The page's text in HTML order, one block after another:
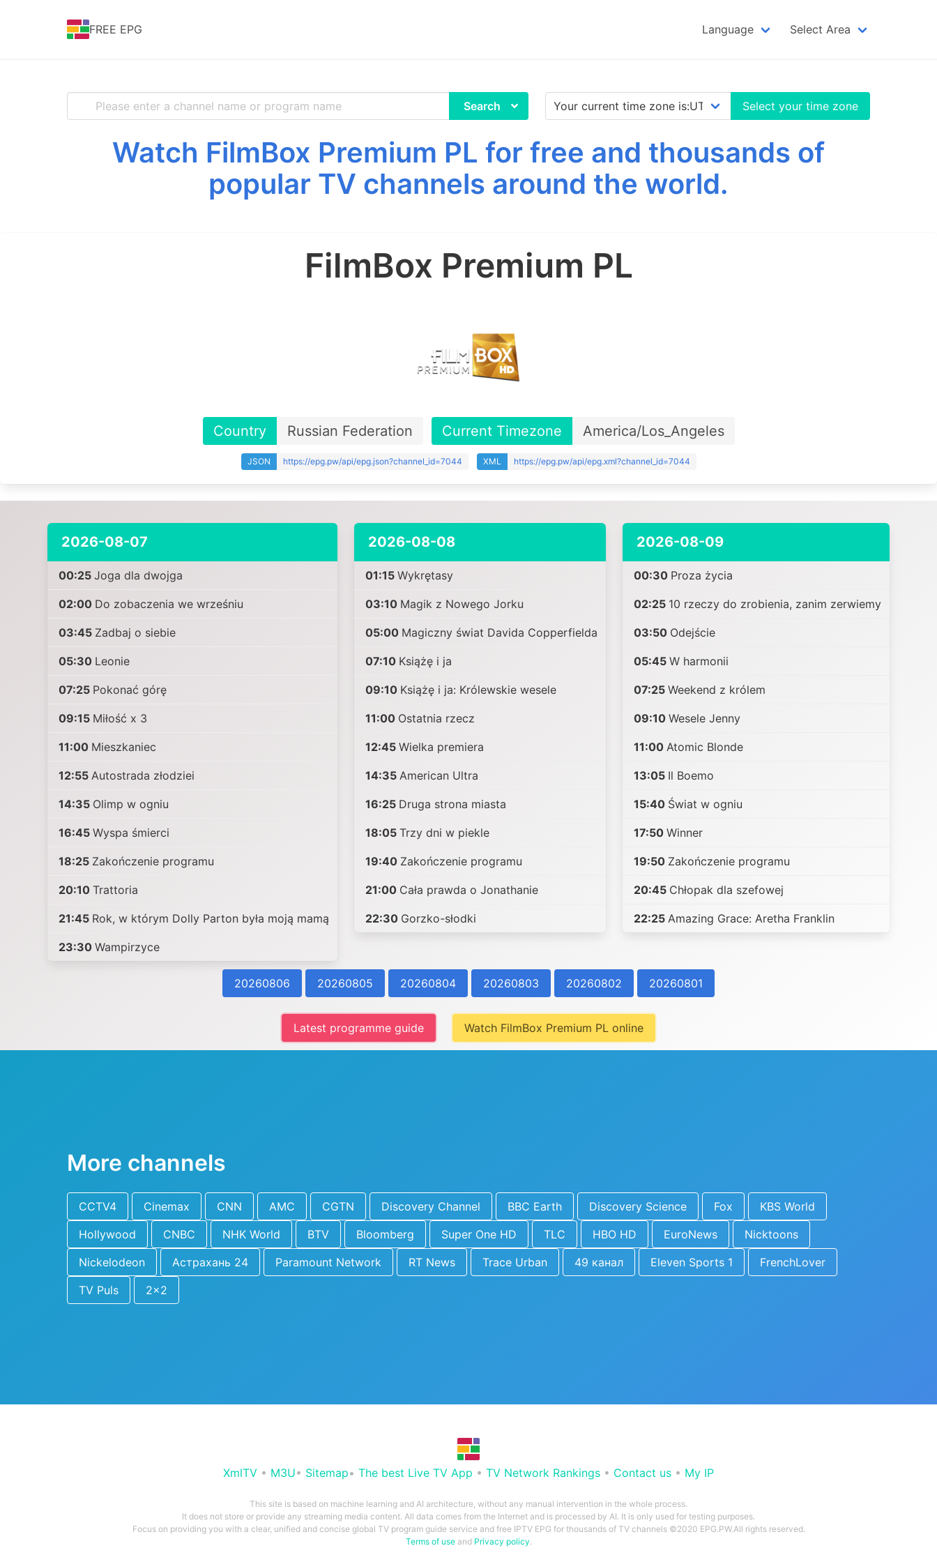
FREE EPG Language Select Area
Search Select your time zone
Watch FilmBox Premium PL for free and thousands of
popular TV channels around the world.
FilmBox Premium PL
Country Russian Federation Current Timezone America/Los_Angeles
JSON https://epg.pw/api/epg.json?channel_id=7044 XML https://epg.pw/api/epg.xml?channel_id=7044
2026-08-07
00:25 Joga dla dwojga
02:00 Do zobaczenia we wrześniu
03:45 Zadbaj o siebie
05:30 Leonie
07:25 Pokonać górę
09:15 Miłość x 3
11:00 Mieszkaniec
12:55 Autostrada złodziei
14:35 Olimp w ogniu
16:45 Wyspa śmierci
18:25 Zakończenie programu
20:10 Trattoria
21:45 Rok, w którym Dolly Parton była moją mamą
23:30 Wampirzyce
2026-08-08
01:15 Wykrętasy
03:10 Magik z Nowego Jorku
05:00 Magiczny świat Davida Copperfielda
07:10 Książę i ja
09:10 Książę i ja: Królewskie wesele
11:00 Ostatnia rzecz
12:45 Wielka premiera
14:35 American Ultra
16:25 Druga strona miasta
18:05 Trzy dni w piekle
19:40 Zakończenie programu
21:00 Cała prawda o Jonathanie
22:30 Gorzko-słodki
2026-08-09
00:30 Proza życia
02:25 10 rzeczy do zrobienia, zanim zerwiemy
03:50 Odejście
05:45 W harmonii
07:25 Weekend z królem
09:10 Wesele Jenny
11:00 Atomic Blonde
13:05 Il Boemo
15:40 Świat w ogniu
17:50 Winner
19:50 Zakończenie programu
20:45 Chłopak dla szefowej
22:25 Amazing Grace: Aretha Franklin
20260806 20260805 20260804 20260803 20260802 20260801
Latest programme guide Watch FilmBox Premium PL online
More channels
CCTV4 Cinemax CNN AMC CGTN Discovery Channel BBC Earth Discovery Science Fox
KBS World
Hollywood
CNBC NHK World BTV Bloomberg Super One HD TLC HBO HD EuroNews
Nicktoons
Nickelodeon
Астрахань 24 Paramount Network RT News Trace Urban 49 канал Eleven Sports 1
FrenchLover
TV Puls
2x2
XmlTV • M3U• Sitemap• The best Live TV App • TV Network Rankings • Contact us • My IP
This site is based on machine learning and AI architecture, without any manual intervention in the whole process.
It does not store or provide any streaming media content. All data comes from the Internet and is processed by AI. It is only used for testing purposes.
Focus on providing you with a clear, unified and concise global TV program guide service and free IPTV EPG for thousands of TV channels ©2020 EPG.PW.All rights reserved.
Terms of useand Privacy policy.